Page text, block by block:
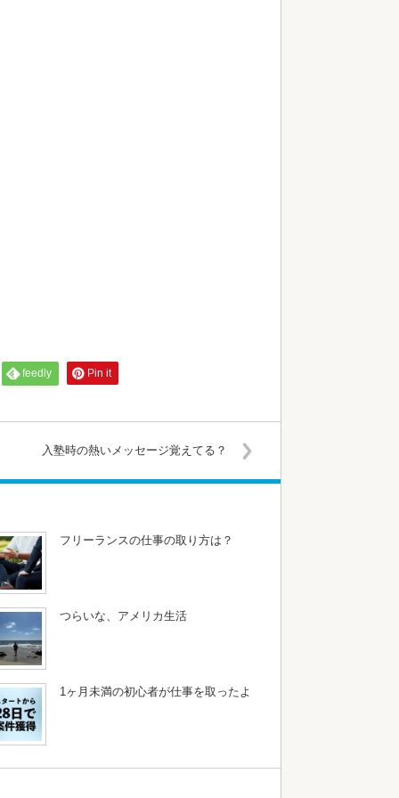
feedly Pin it
入塾時の熱いメッセージ覚えてる？
フリーランスの仕事の取り方は？
つらいな、アメリカ生活
1ヶ月未満の初心者が仕事を取ったよ